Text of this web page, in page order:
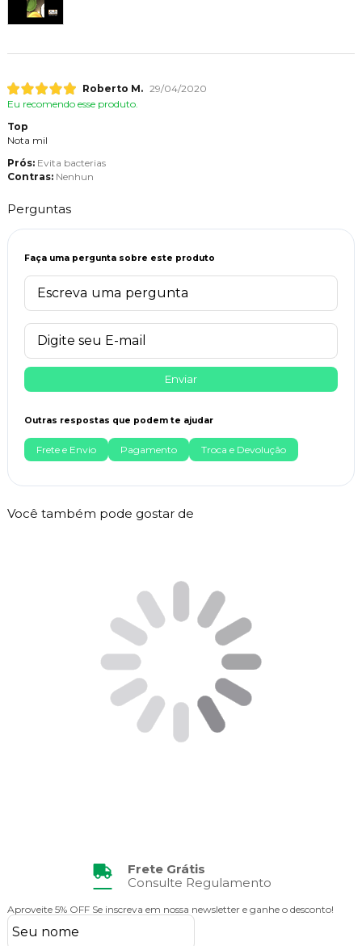
Roberto M. 29/04/2020
Eu recomendo esse produto.
Top
Nota mil
Prós: Evita bacterias
Contras: Nenhun
Perguntas
Faça uma pergunta sobre este produto
Enviar
Outras respostas que podem te ajudar
Frete e Envio Pagamento Troca e Devolução
Você também pode gostar de
Frete Grátis
Consulte Regulamento
Aproveite 5% OFF Se inscreva em nossa newsletter e ganhe o desconto!